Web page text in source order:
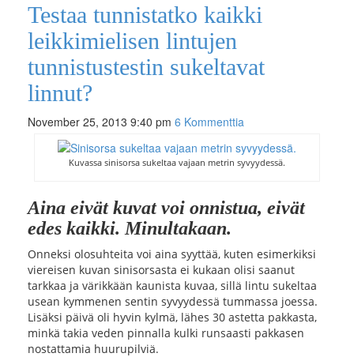
Testaa tunnistatko kaikki
leikkimielisen lintujen
tunnistustestin sukeltavat
linnut?
November 25, 2013 9:40 pm 6 Kommenttia
Kuvassa sinisorsa sukeltaa vajaan metrin syvyydessä.
Aina eivät kuvat voi onnistua, eivät
edes kaikki. Minultakaan.
Onneksi olosuhteita voi aina syyttää, kuten esimerkiksi
viereisen kuvan sinisorsasta ei kukaan olisi saanut
tarkkaa ja värikkään kaunista kuvaa, sillä lintu sukeltaa
usean kymmenen sentin syvyydessä tummassa joessa.
Lisäksi päivä oli hyvin kylmä, lähes 30 astetta pakkasta,
minkä takia veden pinnalla kulki runsaasti pakkasen
nostattamia huurupilviä.